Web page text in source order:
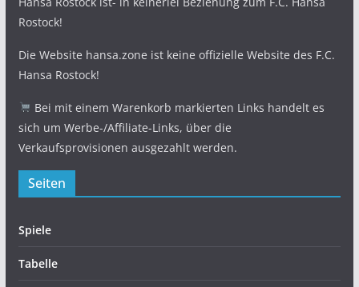
Rostock!
Die Website hansa.zone ist keine offizielle Website des F.C.
Hansa Rostock!
Bei mit einem Warenkorb markierten Links handelt es
sich um Werbe-/Affiliate-Links, über die
Verkaufsprovisionen ausgezahlt werden.
Seiten
Spiele
Tabelle